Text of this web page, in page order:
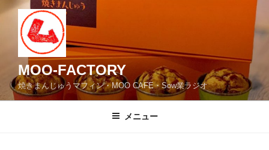
MOO-FACTORY
焼きまんじゅうマフィン・MOO CAFE・Sow業ラジオ
メニュー